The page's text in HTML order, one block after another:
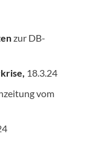
zur DB-
18.3.24
vom